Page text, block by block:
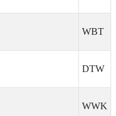
WBT
DTW
WWK